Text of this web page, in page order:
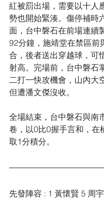
紅被罰出場，需要以十人
勢也開始緊湊。傷停補時
面，台中磐石在前場連續
92分鐘，施靖堂在禁區前
合，後者送出穿越球，可
射高。完場前，台中磐石
二打一快攻機會，山內大
但遭潘文傑沒收。
全場結束，台中磐石與南
卷，以0比0握手言和，在
取1分積分。
先發陣容 : 1 黃懷賢 5 周